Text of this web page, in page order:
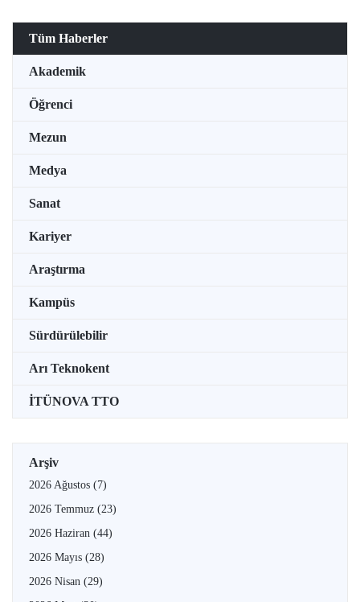
Tüm Haberler
Akademik
Öğrenci
Mezun
Medya
Sanat
Kariyer
Araştırma
Kampüs
Sürdürülebilir
Arı Teknokent
İTÜNOVA TTO
Arşiv
2026 Ağustos (7)
2026 Temmuz (23)
2026 Haziran (44)
2026 Mayıs (28)
2026 Nisan (29)